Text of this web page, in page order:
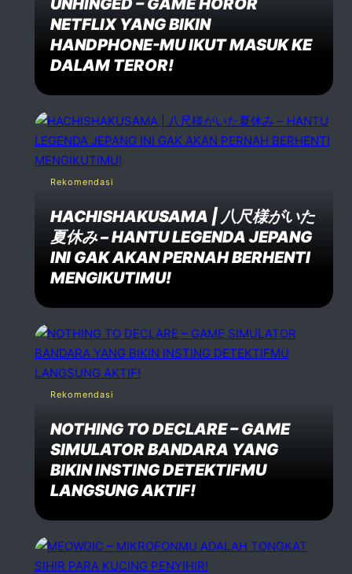
Post Comment
UNHINGED – GAME HOROR
NETFLIX YANG BIKIN
HANDPHONE-MU IKUT MASUK KE
DALAM TEROR!
Rekomendasi
HACHISHAKUSAMA | 八尺様がいた
夏休み – HANTU LEGENDA JEPANG
INI GAK AKAN PERNAH BERHENTI
MENGIKUTIMU!
Rekomendasi
NOTHING TO DECLARE – GAME
SIMULATOR BANDARA YANG
BIKIN INSTING DETEKTIFMU
LANGSUNG AKTIF!